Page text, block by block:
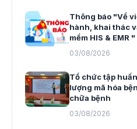
Thông báo "Về
hành, khai thác
mềm HIS & EMR "
03/08/2026
Tổ chức tập
lượng mã hóa
chữa bệnh
03/08/2026